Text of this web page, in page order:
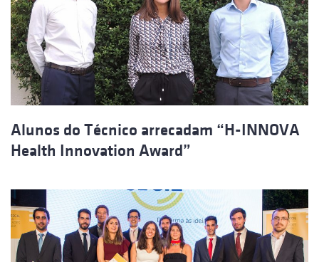
Alunos do Técnico arrecadam “H-INNOVA
Health Innovation Award”